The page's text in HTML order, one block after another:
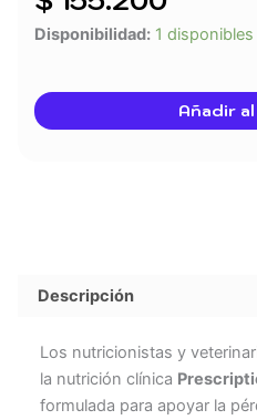
Disponibilidad: 1 disponibles
HILLS
LOSS
R/D
Añadir
Descripción
Los nutricionistas y
la nutrición clínica
formulada para apoyar la